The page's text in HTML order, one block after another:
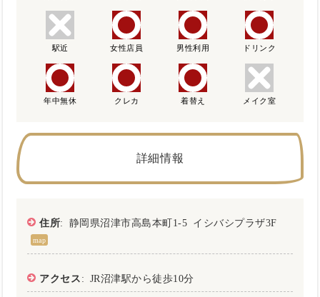
駅近 女性店員 男性利用 ドリンク
年中無休 クレカ 着替え メイク室
詳細情報
住所: 静岡県沼津市高島本町1‐5 イシバシプラザ3F
map
アクセス : JR沼津駅から徒歩10分